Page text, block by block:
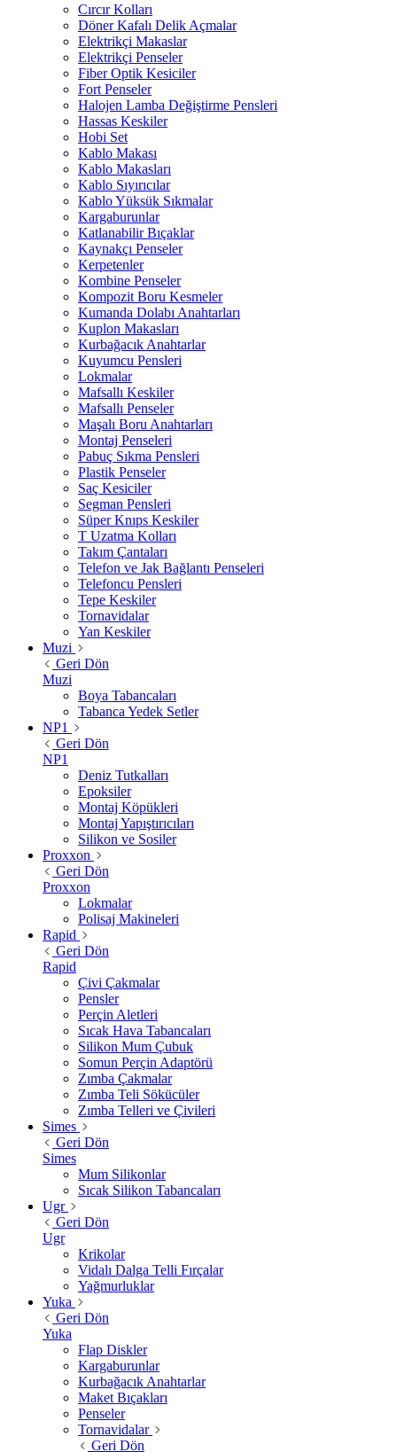
Cırcır Kolları
Döner Kafalı Delik Açmalar
Elektrikçi Makaslar
Elektrikçi Penseler
Fiber Optik Kesiciler
Fort Penseler
Halojen Lamba Değiştirme Pensleri
Hassas Keskiler
Hobi Set
Kablo Makası
Kablo Makasları
Kablo Sıyırıcılar
Kablo Yüksük Sıkmalar
Kargaburunlar
Katlanabilir Bıçaklar
Kaynakçı Penseler
Kerpetenler
Kombine Penseler
Kompozit Boru Kesmeler
Kumanda Dolabı Anahtarları
Kuplon Makasları
Kurbağacık Anahtarlar
Kuyumcu Pensleri
Lokmalar
Mafsallı Keskiler
Mafsallı Penseler
Maşalı Boru Anahtarları
Montaj Penseleri
Pabuç Sıkma Pensleri
Plastik Penseler
Saç Kesiciler
Segman Pensleri
Süper Knıps Keskiler
T Uzatma Kolları
Takım Çantaları
Telefon ve Jak Bağlantı Penseleri
Telefoncu Pensleri
Tepe Keskiler
Tornavidalar
Yan Keskiler
Muzi
Geri Dön
Muzi
Boya Tabancaları
Tabanca Yedek Setler
NP1
Geri Dön
NP1
Deniz Tutkalları
Epoksiler
Montaj Köpükleri
Montaj Yapıştırıcıları
Silikon ve Sosiler
Proxxon
Geri Dön
Proxxon
Lokmalar
Polisaj Makineleri
Rapid
Geri Dön
Rapid
Çivi Çakmalar
Pensler
Perçin Aletleri
Sıcak Hava Tabancaları
Silikon Mum Çubuk
Somun Perçin Adaptörü
Zımba Çakmalar
Zımba Teli Sökücüler
Zımba Telleri ve Çivileri
Simes
Geri Dön
Simes
Mum Silikonlar
Sıcak Silikon Tabancaları
Ugr
Geri Dön
Ugr
Krikolar
Vidalı Dalga Telli Fırçalar
Yağmurluklar
Yuka
Geri Dön
Yuka
Flap Diskler
Kargaburunlar
Kurbağacık Anahtarlar
Maket Bıçakları
Penseler
Tornavidalar
Geri Dön